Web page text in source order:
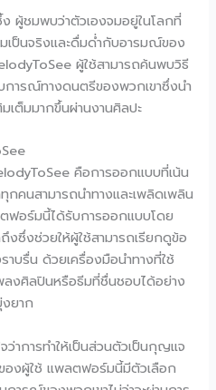
ผู้ชมพบว่าตัวเองจมอยู่ในโลกที่
เป็นจริงและดื่มด่ำกับอารมณ์ของ
ผู้ใช้สามารถค้นพบวิธี
การณ์ทางดนตรีของพวกเขาซึ่งนำ
เต็มมากขึ้นผ่านงานศิลปะ
คือการออกแบบที่เน้น
กคนสามารถนำทางและเพลิดเพลิน
ฟอร์มนี้ได้รับการออกแบบโดย
งซึ่งช่วยให้ผู้ใช้สามารถเรียกดูข้อ
าบรื่น ด้วยเครื่องมือนำทางที่ใช้
ลงศิลปินหรือธีมที่ชื่นชอบได้อย่าง
ยาก
ว่าการทำให้เป็นส่วนตัวเป็นกุญแจ
องผู้ใช้ แพลตฟอร์มนี้มีตัวเลือก